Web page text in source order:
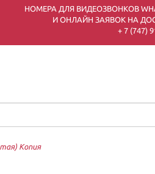
НОМЕРА ДЛЯ ВИДЕОЗВОНКОВ
И ОНЛАЙН ЗАЯВОК НА
+ 7 (747)
Копия